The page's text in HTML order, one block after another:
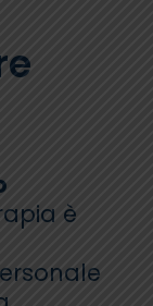
è